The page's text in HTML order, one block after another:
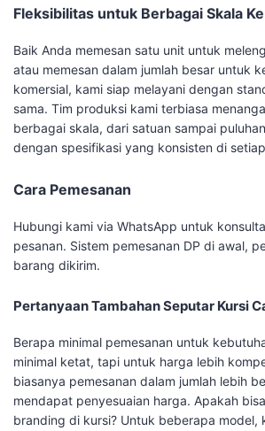
Fleksibilitas untuk Berbagai Skala
Baik Anda memesan satu unit untuk
atau memesan dalam jumlah besar untuk
komersial, kami siap melayani dengan
sama. Tim produksi kami terbiasa
berbagai skala, dari satuan sampai
dengan spesifikasi yang konsisten di
Cara Pemesanan
Hubungi kami via WhatsApp untuk
pesanan. Sistem pemesanan DP di awal,
barang dikirim.
Pertanyaan Tambahan Seputar Kursi
Berapa minimal pemesanan untuk
minimal ketat, tapi untuk harga lebih
biasanya pemesanan dalam jumlah lebih
mendapat penyesuaian harga. Apakah
branding di kursi? Untuk beberapa model,